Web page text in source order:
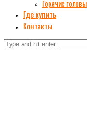
Горячие головы
Где купить
Контакты